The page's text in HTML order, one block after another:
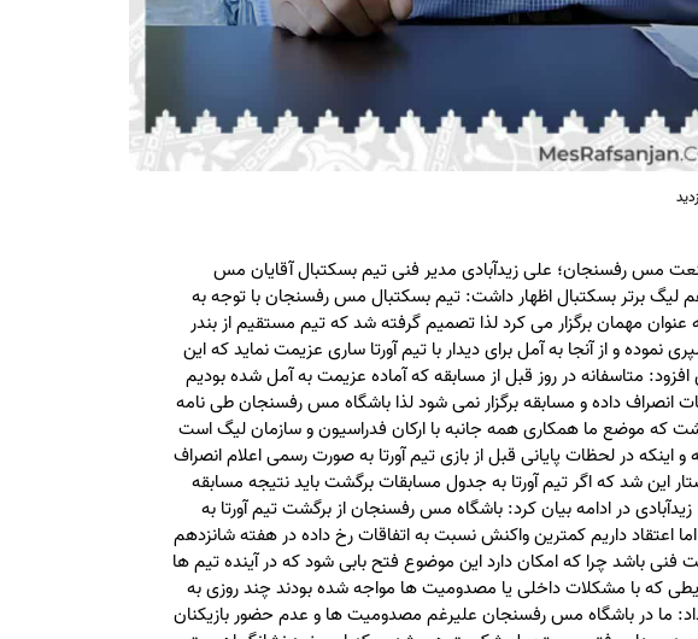
مس رفسنجان؛ علی زیدآبادی مدیر فنی تیم بسکتبال آقایان مس
لیگ برتر بسکتبال اظهار داشت: تیم بسکتبال مس رفسنجان با توجه به
مهمان برگزار می کرد لذا تصمیم گرفته شد که تیم مستقیم از بندر
نموده و از آنجا به آمل برای دیدار با تیم آورتا ساری عزیمت نماید که این
متاسفانه در روز قبل از مسابقه که آماده عزیمت به آمل شده بودیم
انصراف داده و مسابقه برگزار نمی شود لذا باشگاه مس رفسنجان طی نامه
که موضع ما همکاری همه جانبه با ارکان فدراسیون و سازمان لیگ است
در لحظات پایانی قبل از بازی تیم آورتا به صورت رسمی اعلام انصراف
این شد که اگر تیم آورتا به جدول مسابقات برگشت باید نتیجه مسابقه
در ادامه بیان کرد: باشگاه مس رفسنجان از برگشت تیم آورتا به
اعتقاد داریم کمترین واکنش نسبت به اتفاقات رخ داده در هفته شانزدهم
فنی باشد چرا که امکان دارد این موضوع فتح بابی شود که در آینده تیم ها
که با مشکلات داخلی یا مصدومیت ها مواجه شده بودند چند روزی به
ما در باشگاه مس رفسنجان علیرغم مصدومیت ها و عدم حضور بازیکنان